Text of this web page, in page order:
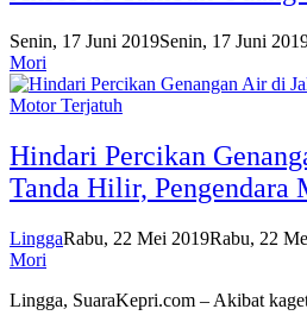
Senin, 17 Juni 2019Senin, 17 Juni
Mori
Hindari Percikan
Tanda Hilir, Pengendara
LinggaRabu, 22 Mei 2019Rabu, 22
Mori
Lingga, SuaraKepri.com – Akibat